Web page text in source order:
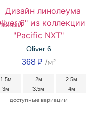
Oliver 6
368 ₽ /м²
1.5м 2м
2.5м
3м
3.5м 4м
доступные вариации